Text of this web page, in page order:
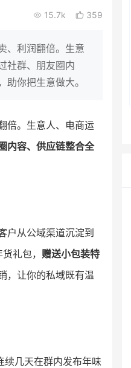
15.7k 359
、利润翻倍。生意
社群、朋友圈内
你把生意做大。
倍。生意人、电商运
内容、供应链整合全
户从公域渠道沉淀到
礼包， 赠送小包装特
，让你的私域既有温
续几天在群内发布年味
女装连锁如何借有赞破局新
？
查看详情